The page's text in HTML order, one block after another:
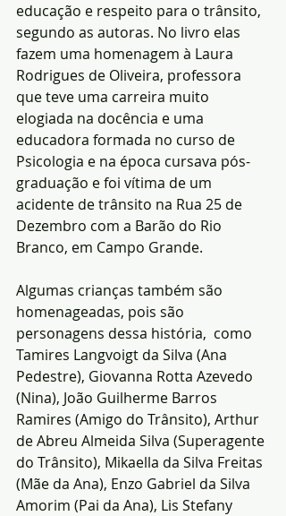
educação e respeito para o trânsito,
segundo as autoras. No livro elas
fazem uma homenagem à Laura
Rodrigues de Oliveira, professora
que teve uma carreira muito
elogiada na docência e uma
educadora formada no curso de
Psicologia e na época cursava pós-
graduação e foi vítima de um
acidente de trânsito na Rua 25 de
Dezembro com a Barão do Rio
Branco, em Campo Grande.
Algumas crianças também são
homenageadas, pois são
personagens dessa história,  como
Tamires Langvoigt da Silva (Ana
Pedestre), Giovanna Rotta Azevedo
(Nina), João Guilherme Barros
Ramires (Amigo do Trânsito), Arthur
de Abreu Almeida Silva (Superagente
do Trânsito), Mikaella da Silva Freitas
(Mãe da Ana), Enzo Gabriel da Silva
Amorim (Pai da Ana), Lis Stefany